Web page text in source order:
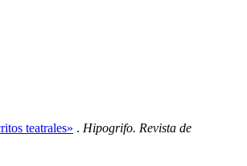
teatrales» . Hipogrifo. Revista de